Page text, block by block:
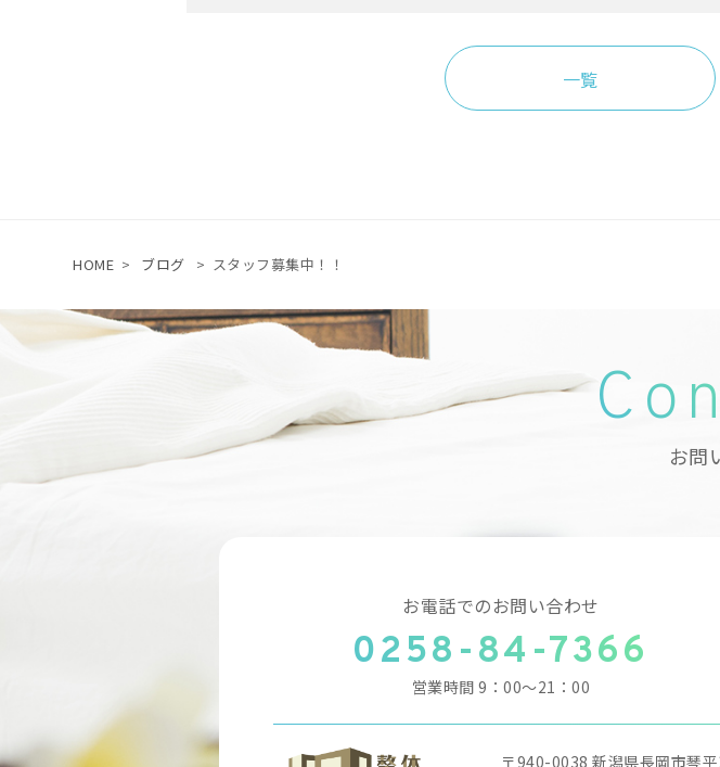
一覧
HOME > ブログ > スタッフ募集中！！
お問
お電話でのお問い合わせ
0258-84-7366
営業時間9：00～21：00
〒940-0038 新潟県長岡市琴